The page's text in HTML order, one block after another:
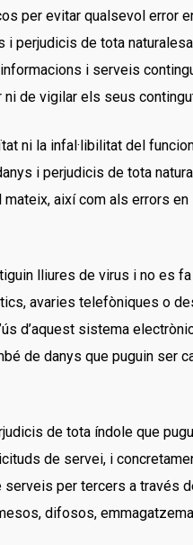
per evitar qualsevol error
de tota
i serveis
de vigilar els seus
ni la infal·libilitat del
i perjudicis de tota
així com als errors
lliures de virus i no es
avaries telefòniques o
d’aquest sistema
de danys que puguin
de tota índole que
de servei, i
per tercers a través
difosos,